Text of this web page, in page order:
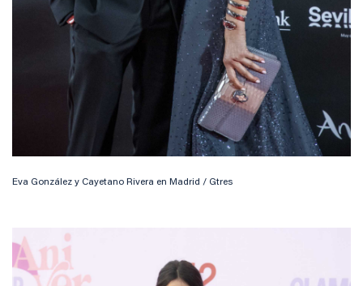
Eva González y Cayetano Rivera en Madrid / Gtres